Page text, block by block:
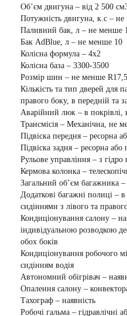
Об’єм двигуна – від 2 500
Потужність двигуна, к.с –
Паливний бак, л – не менше
Бак AdBlue, л – не менше 10
Колісна формула – 4х2
Колісна база – 3300-3500
Розмір шин – не менше R17,5
Кількість та тип дверей для
правого боку, в передній та
Аварійний люк – в покрівлі,
Трансмісія – Механічна, не
Підвіска передня – ресорна
Підвіска задня – ресорна
Рульове управління – з гідро
Кермова колонка –
Загальний об’єм багажника
Додаткові багажні полиці –
сидіннями з лівого та
Кондиціонування салону –
індивідуальною розводкою
обох боків
Кондиціонування робочого
сидінням водія
Автономний обігрівач –
Опалення салону –
Тахограф – наявність
Робочі гальма – гідравлічні